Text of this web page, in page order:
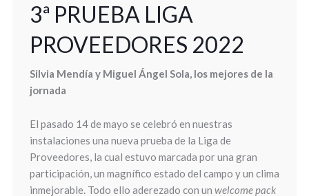
3ª PRUEBA LIGA
PROVEEDORES 2022
Silvia Mendía y Miguel Ángel Sola, los mejores de la
jornada
El pasado 14 de mayo se celebró en nuestras
instalaciones una nueva prueba de la Liga de
Proveedores, la cual estuvo marcada por una gran
participación, un magnífico estado del campo y un clima
inmejorable. Todo ello aderezado con un welcome pack